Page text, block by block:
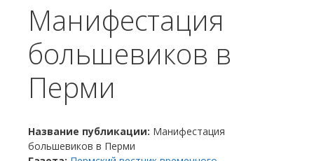
Манифестация
большевиков в
Перми
Название публикации: Манифестация
большевиков в Перми